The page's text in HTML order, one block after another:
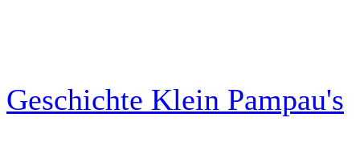
Geschichte Klein Pampau's